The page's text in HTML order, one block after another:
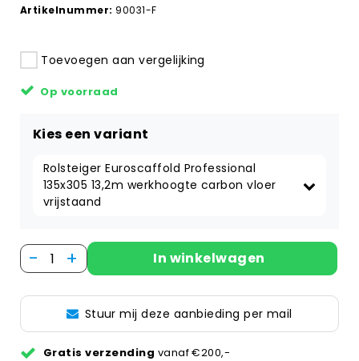
Artikelnummer: 90031-F
Toevoegen aan vergelijking
Op voorraad
Kies een variant
Rolsteiger Euroscaffold Professional
135x305 13,2m werkhoogte carbon vloer
vrijstaand
- + In winkelwagen
Stuur mij deze aanbieding per mail
Gratis verzending vanaf €200,-